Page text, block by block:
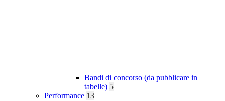
Bandi di concorso (da pubblicare in
tabelle) 5
Performance 13